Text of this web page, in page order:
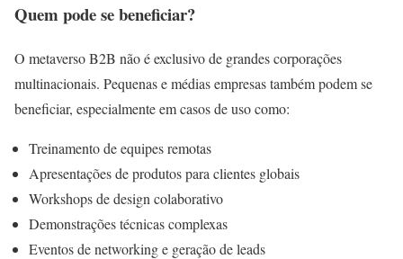
Quem pode se beneficiar?
O metaverso B2B não é exclusivo de grandes corporações
multinacionais. Pequenas e médias empresas também podem se
beneficiar, especialmente em casos de uso como:
Treinamento de equipes remotas
Apresentações de produtos para clientes globais
Workshops de design colaborativo
Demonstrações técnicas complexas
Eventos de networking e geração de leads